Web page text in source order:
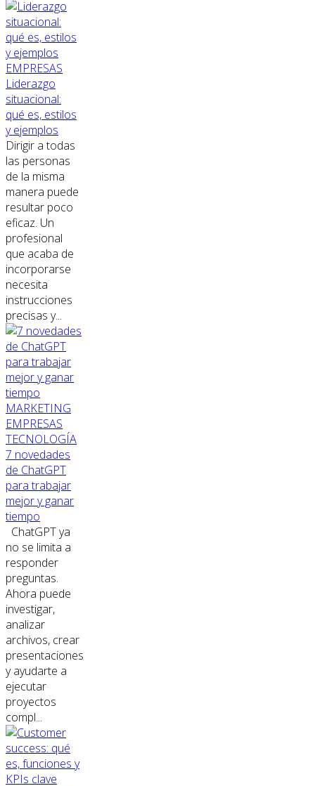
EMPRESAS
Liderazgo
situacional:
qué es, estilos
y ejemplos
Dirigir a todas
las personas
de la misma
manera puede
resultar poco
eficaz. Un
profesional
que acaba de
incorporarse
necesita
instrucciones
precisas y...
MARKETING
EMPRESAS
TECNOLOGÍA
7 novedades
de ChatGPT
para trabajar
mejor y ganar
tiempo
ChatGPT ya
no se limita a
responder
preguntas.
Ahora puede
investigar,
analizar
archivos, crear
presentaciones
y ayudarte a
ejecutar
proyectos
compl...